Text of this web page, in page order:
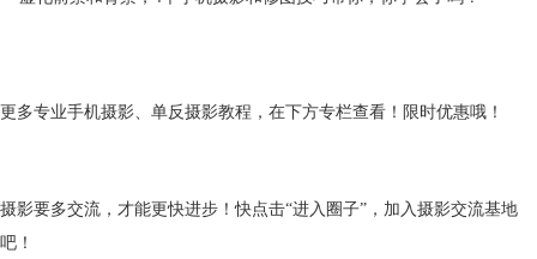
更多专业手机摄影、单反摄影教程，在下方专栏查看！限时优惠哦！
摄影要多交流，才能更快进步！快点击“进入圈子”，加入摄影交流基地
吧！